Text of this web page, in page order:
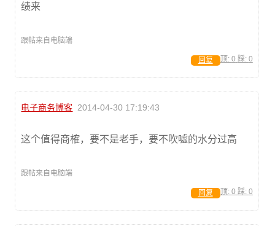
绩来
跟帖来自电脑端
顶: 0 踩: 0
回复
电子商务博客 2014-04-30 17:19:43
这个值得商榷，要不是老手，要不吹嘘的水分过高
跟帖来自电脑端
顶: 0 踩: 0
回复